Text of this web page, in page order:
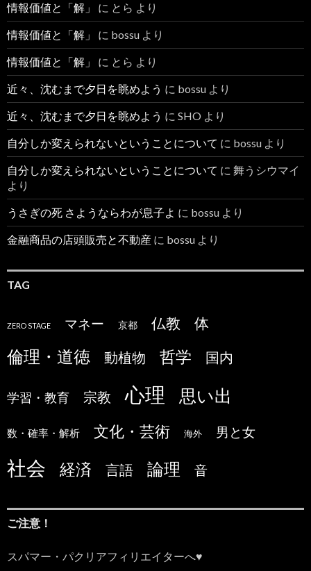
情報価値と「解」 に とら より
情報価値と「解」 に bossu より
情報価値と「解」 に とら より
近々、沈むまで夕日を眺めよう に bossu より
近々、沈むまで夕日を眺めよう に SHO より
自分しか変えられないということについて に bossu より
自分しか変えられないということについて に 舞うシウマイ
より
うさぎの死 さようならわが息子よ に bossu より
金融商品の店頭販売と不動産 に bossu より
TAG
ZERO STAGE マネー 京都 仏教 体
倫理・道徳 動植物 哲学 国内
学習・教育 宗教 心理 思い出
数・確率・解析 文化・芸術 海外 男と女
社会 経済 言語 論理 音
ご注意！
スパマー・パクリアフィリエイターへ♥